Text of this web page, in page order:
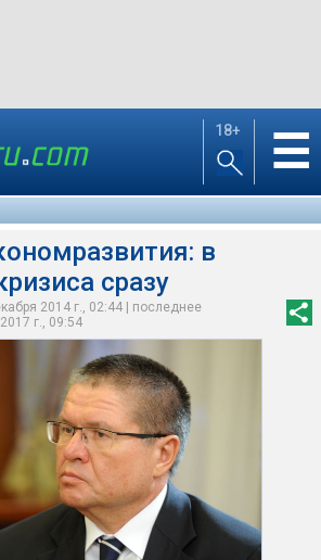
18+ ☰
в
сразу
2014 г., 02:44 | последнее
г., 09:54